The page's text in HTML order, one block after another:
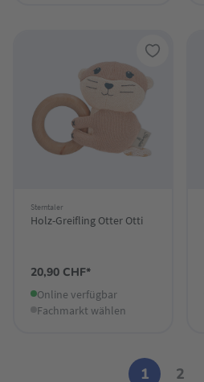
Sterntaler
Holz-Greifling Otter Otti
20,90 CHF*
Online verfügbar
Fachmarkt wählen
1 2